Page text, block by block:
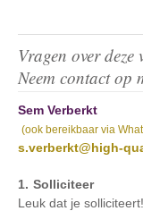
Vragen over deze
Neem contact op
Sem Verberkt
(ook bereikbaar via
s.verberkt@high-
Solliciteer
Leuk dat je